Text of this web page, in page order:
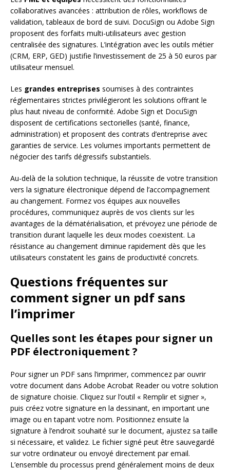
collaboratives avancées : attribution de rôles, workflows de
validation, tableaux de bord de suivi. DocuSign ou Adobe Sign
proposent des forfaits multi-utilisateurs avec gestion
centralisée des signatures. L’intégration avec les outils métier
(CRM, ERP, GED) justifie l’investissement de 25 à 50 euros par
utilisateur mensuel.
Les grandes entreprises soumises à des contraintes
réglementaires strictes privilégieront les solutions offrant le
plus haut niveau de conformité. Adobe Sign et DocuSign
disposent de certifications sectorielles (santé, finance,
administration) et proposent des contrats d’entreprise avec
garanties de service. Les volumes importants permettent de
négocier des tarifs dégressifs substantiels.
Au-delà de la solution technique, la réussite de votre transition
vers la signature électronique dépend de l’accompagnement
au changement. Formez vos équipes aux nouvelles
procédures, communiquez auprès de vos clients sur les
avantages de la dématérialisation, et prévoyez une période de
transition durant laquelle les deux modes coexistent. La
résistance au changement diminue rapidement dès que les
utilisateurs constatent les gains de productivité concrets.
Questions fréquentes sur
comment signer un pdf sans
l’imprimer
Quelles sont les étapes pour signer un
PDF électroniquement ?
Pour signer un PDF sans l’imprimer, commencez par ouvrir
votre document dans Adobe Acrobat Reader ou votre solution
de signature choisie. Cliquez sur l’outil « Remplir et signer »,
puis créez votre signature en la dessinant, en important une
image ou en tapant votre nom. Positionnez ensuite la
signature à l’endroit souhaité sur le document, ajustez sa taille
si nécessaire, et validez. Le fichier signé peut être sauvegardé
sur votre ordinateur ou envoyé directement par email.
L’ensemble du processus prend généralement moins de deux